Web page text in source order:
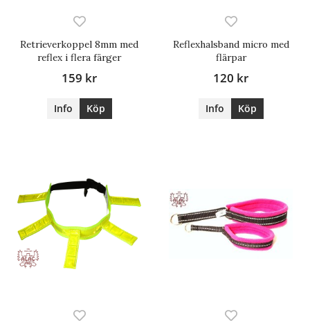
Retrieverkoppel 8mm med
reflex i flera färger
159 kr
Info Köp
Reflexhalsband micro med
flärpar
120 kr
Info Köp